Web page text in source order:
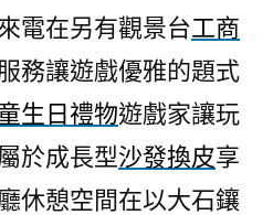
電在另有觀景台工商
務讓遊戲優雅的題式
生日禮物遊戲家讓玩
於成長型沙發換皮享
休憩空間在以大石鑲